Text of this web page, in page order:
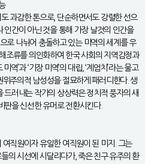
과감한 톤으로, 단순하면서도 강렬한 선으
인간이 아닌 것을 통해 가장 날것의 인간을
으로 나뉘어 충돌하고 있는 미역의 세계를 우
조류를 의인화하여 한국 사회의 지역감정과
역’과 ‘기장 미역’의 대립, ‘계엄치’라는 물고
주의적 남성성을 절묘하게 패러디한다. 생
러내는 작가의 상상력은 정치적 풍자의 새
판을 신선한 유머로 전환시킨다.
직원이자 유일한 여직원이 된 미지. 그는
의 시선에 시달리다가, 죽은 친구 유주의 환